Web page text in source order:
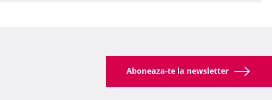
Aboneaza-te la newsletter